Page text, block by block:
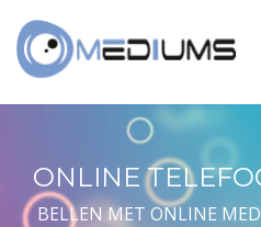
ONLINE
BELLEN MET ONLINE